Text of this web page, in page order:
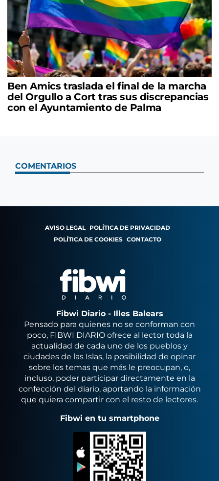
Ben Amics traslada el final de la marcha
del Orgullo a Cort tras sus discrepancias
con el Ayuntamiento de Palma
COMENTARIOS
AVISO LEGAL POLÍTICA DE PRIVACIDAD
POLÍTICA DE COOKIES CONTACTO
Fibwi Diario - Illes Balears
Pensado para quienes no se conforman con
poco, FIBWI DIARIO ofrece al lector toda la
actualidad de cada uno de los pueblos y
ciudades de las Islas, la posibilidad de opinar
sobre los temas que más le preocupan, o,
incluso, poder participar directamente en la
confección del diario, aportando la información
que quiera compartir con el resto de lectores.
Fibwi en tu smartphone